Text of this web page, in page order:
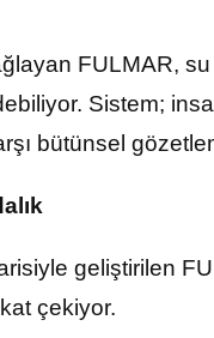
FULMAR,
Sistem;
bütünsel
geliştirilen
çekiyor.